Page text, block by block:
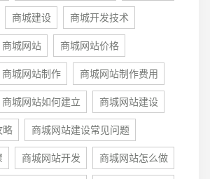
商城建设 商城开发技术
商城网站 商城网站价格
商城网站制作 商城网站制作费用
商城网站如何建立 商城网站建设
略 商城网站建设常见问题
商城网站开发 商城网站怎么做